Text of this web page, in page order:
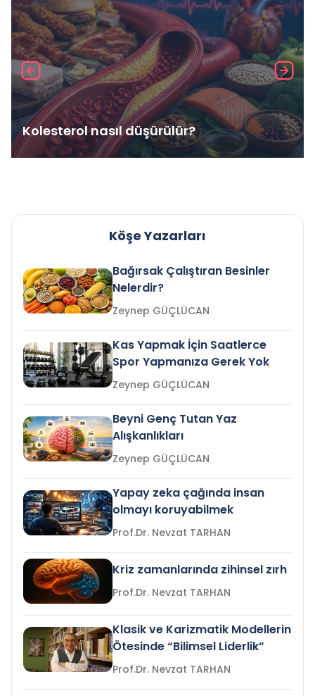
Kolesterol nasıl düşürülür?
Köşe Yazarları
Bağırsak Çalıştıran Besinler
Nelerdir?
Zeynep GÜÇLÜCAN
Kas Yapmak İçin Saatlerce
Spor Yapmanıza Gerek Yok
Zeynep GÜÇLÜCAN
Beyni Genç Tutan Yaz
Alışkanlıkları
Zeynep GÜÇLÜCAN
Yapay zeka çağında insan
olmayı koruyabilmek
Prof.Dr. Nevzat TARHAN
Kriz zamanlarında zihinsel zırh
Prof.Dr. Nevzat TARHAN
Klasik ve Karizmatik Modellerin
Ötesinde “Bilimsel Liderlik”
Prof.Dr. Nevzat TARHAN